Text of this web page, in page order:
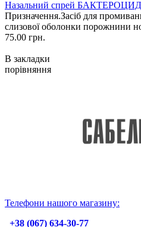
Назальний спрей БАКТЕРОЦИД
Призначення.Засіб для
слизової оболонки порожнини
75.00 грн.
В закладки
порівняння
Телефони нашого магазину:
+38 (067) 634-30-77